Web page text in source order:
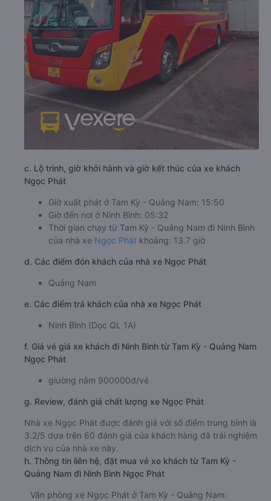
c. Lộ trình, giờ khởi hành và giờ kết thúc của xe khách
Ngọc Phát
Giờ xuất phát ở Tam Kỳ - Quảng Nam: 15:50
Giờ đến nơi ở Ninh Bình: 05:32
Thời gian chạy từ Tam Kỳ - Quảng Nam đi Ninh Bình
của nhà xe Ngọc Phát khoảng: 13.7 giờ
d. Các điểm đón khách của nhà xe Ngọc Phát
Quảng Nam
e. Các điểm trả khách của nhà xe Ngọc Phát
Ninh Bình (Dọc QL 1A)
f. Giá vé giá xe khách đi Ninh Bình từ Tam Kỳ - Quảng Nam
Ngọc Phát
giường nằm 900000đ/vé
g. Review, đánh giá chất lượng xe Ngọc Phát
Nhà xe Ngọc Phát được đánh giá với số điểm trung bình là
3.2/5 dựa trên 60 đánh giá của khách hàng đã trải nghiệm
dịch vụ của nhà xe này.
h. Thông tin liên hệ, đặt mua vé xe khách từ Tam Kỳ -
Quảng Nam đi Ninh Bình Ngọc Phát
Văn phòng xe Ngọc Phát ở Tam Kỳ - Quảng Nam: